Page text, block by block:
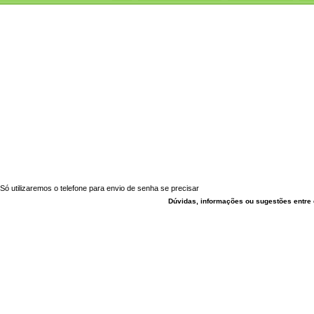
Só utilizaremos o telefone para envio de senha se precisar
Dúvidas, informações ou sugestões